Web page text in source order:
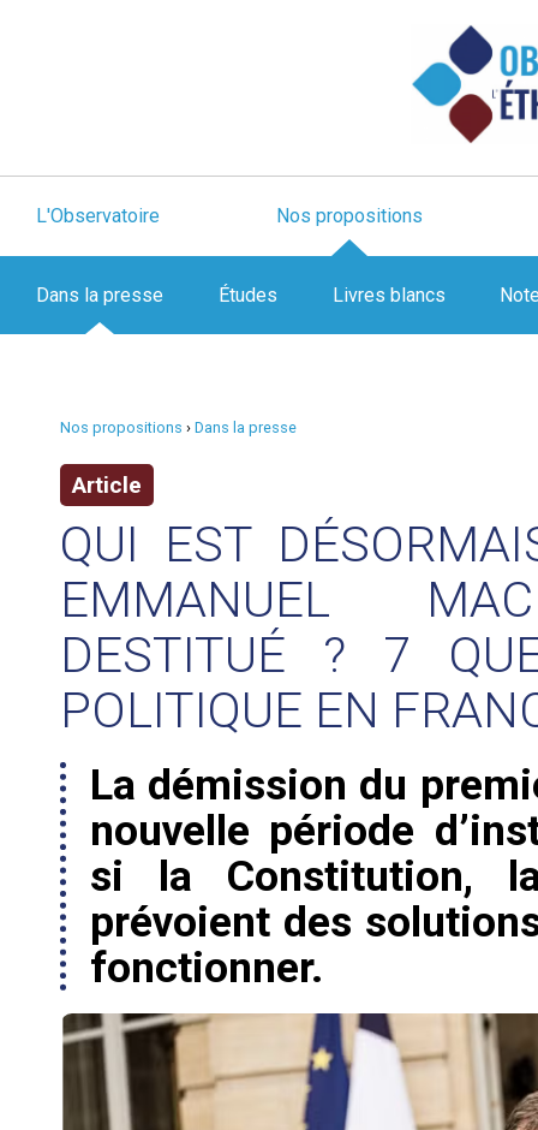
L'Observatoire Nos propositions
Dans la presse Études Livres blancs
Nos propositions › Dans la presse
Article
QUI EST
EMMANUEL
DESTITUÉ ? 7
POLITIQUE EN
La démission du
nouvelle période
si la Constitution,
prévoient des
fonctionner.